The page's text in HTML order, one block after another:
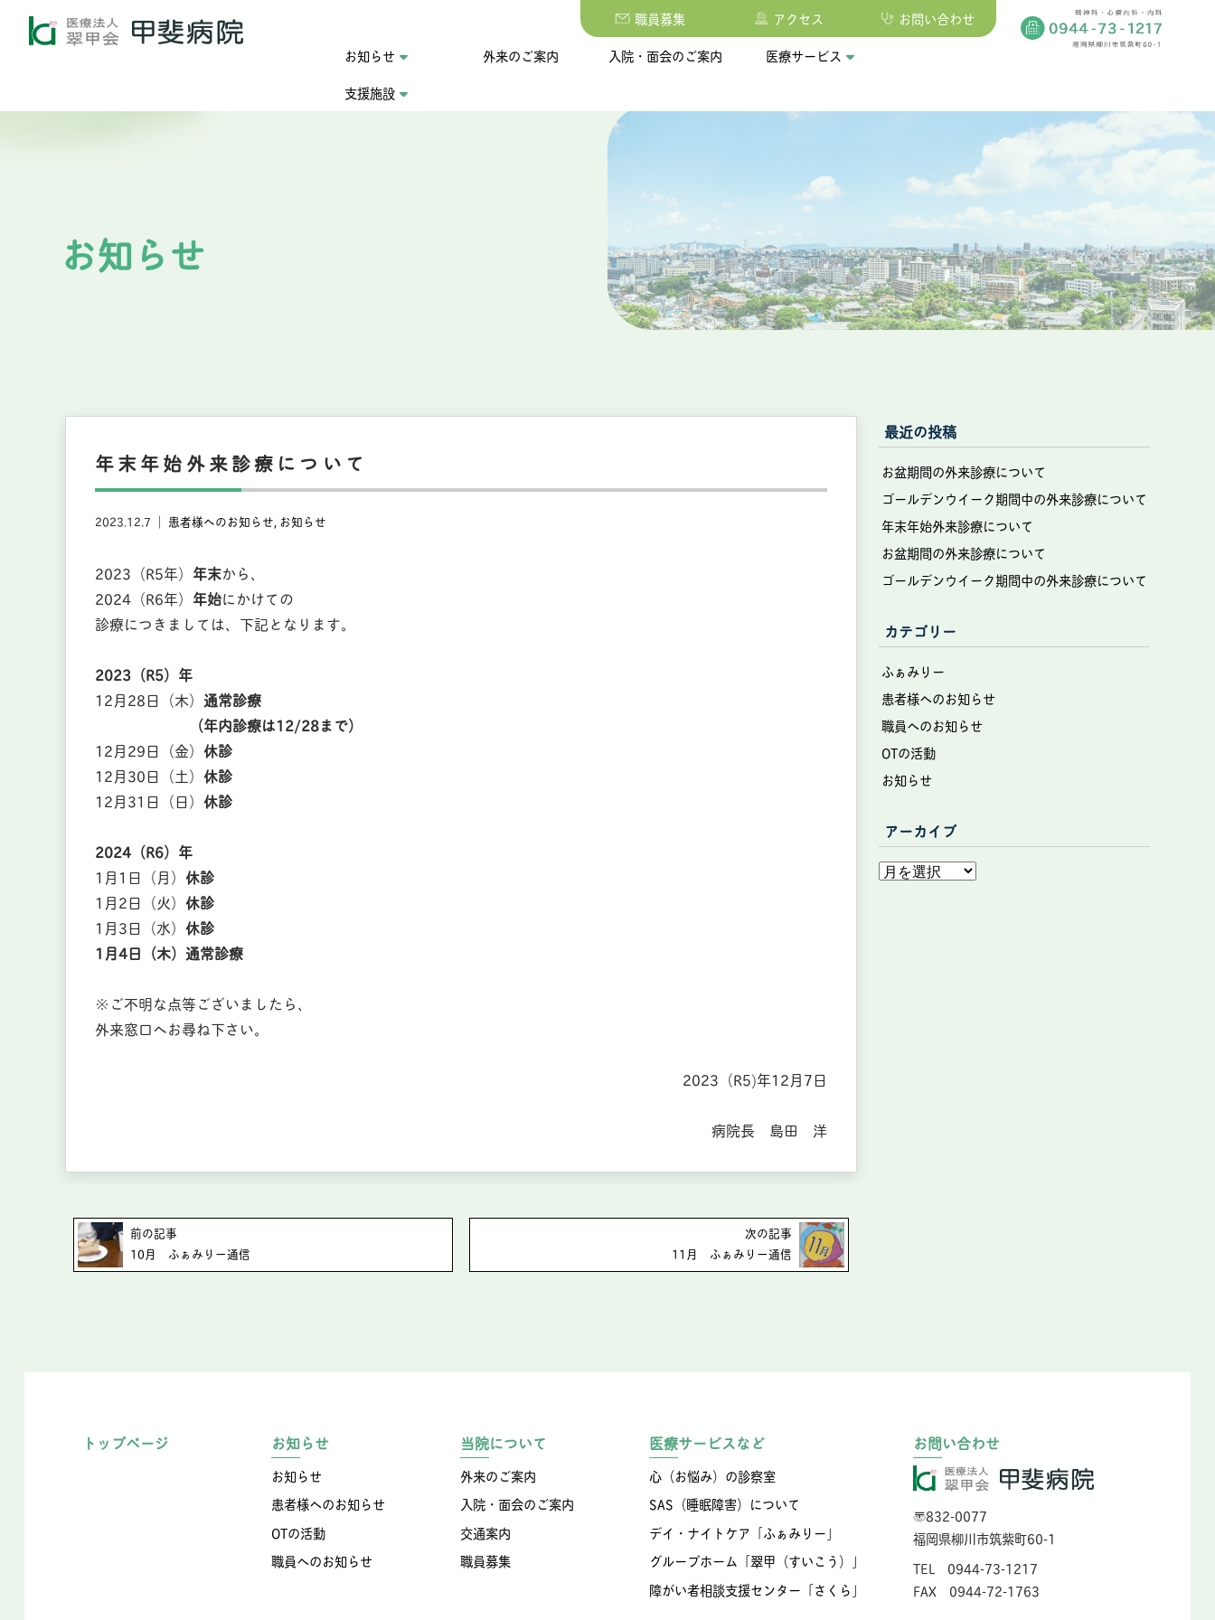
お問い合わせ
アクセス
職員募集
お知らせ
外来のご案内 入院・面会のご案内
医療サービス
支援施設
お知らせ
年末年始外来診療について
2023.12.7 ｜ 患者様へのお知らせ お知らせ
2023（R5年） 年末から、
2024（R6年） 年始にかけての
診療につきましては、下記となります。
2023（R5）年
12月28日（木） 通常診療
（年内診療は12/28まで）
12月29日（金） 休診
12月30日（土） 休診
12月31日（日） 休診
2024（R6）年
1月1日（月） 休診
1月2日（火） 休診
1月3日（水） 休診
1月4日（木）通常診療
※ご不明な点等ございましたら、
外来窓口へお尋ね下さい。
2023（R5)年12月7日
病院長 島田 洋
前の記事
10月 ふぁみりー通信
次の記事
11月 ふぁみりー通信
最近の投稿
お盆期間の外来診療について
ゴールデンウイーク期間中の外来診療について
年末年始外来診療について
お盆期間の外来診療について
ゴールデンウイーク期間中の外来診療について
カテゴリー
ふぁみりー
患者様へのお知らせ
職員へのお知らせ
OTの活動
お知らせ
アーカイブ
トップページ お知らせ
お知らせ
患者様へのお知らせ
OTの活動
職員へのお知らせ
当院について
外来のご案内
入院・面会のご案内
交通案内
職員募集
医療サービスなど
心（お悩み）の診察室
SAS（睡眠障害）について
デイ・ナイトケア「ふぁみりー」
グループホーム「翠甲（すいこう）」
障がい者相談支援センター「さくら」
お問い合わせ
〒832-0077
福岡県柳川市筑紫町60-1
TEL 0944-73-1217
FAX 0944-72-1763